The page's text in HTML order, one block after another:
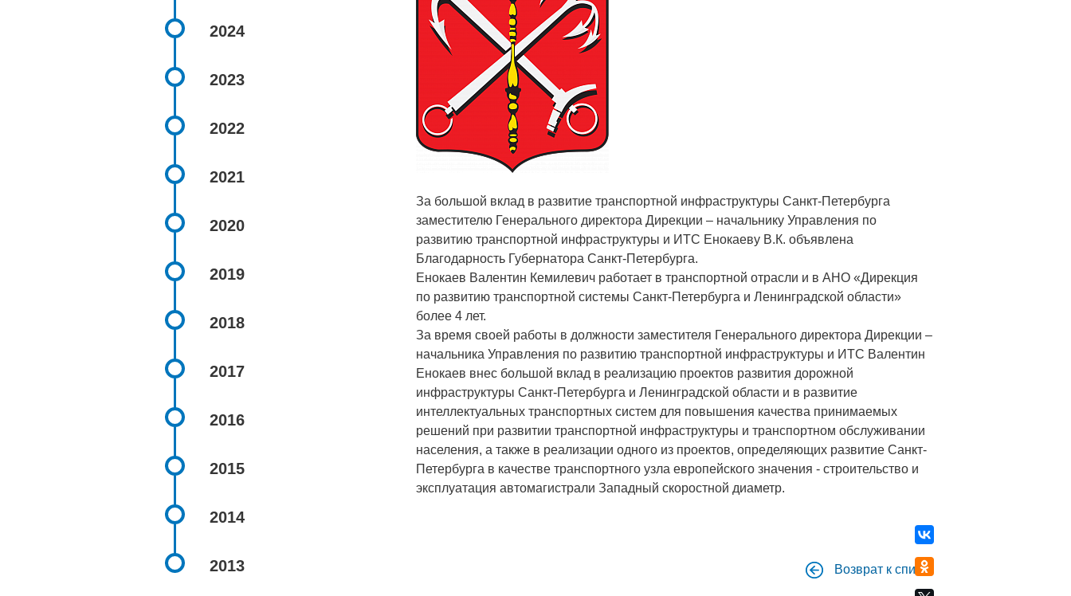
2024
2023
2022
2021
2020
2019
2018
2017
2016
2015
2014
2013
За большой вклад в развитие транспортной инфраструктуры Санкт-Петербурга
заместителю Генерального директора Дирекции – начальнику Управления по
развитию транспортной инфраструктуры и ИТС Енокаеву В.К. объявлена
Благодарность Губернатора Санкт-Петербурга.
Енокаев Валентин Кемилевич работает в транспортной отрасли и в АНО «Дирекция
по развитию транспортной системы Санкт-Петербурга и Ленинградской области»
более 4 лет.
За время своей работы в должности заместителя Генерального директора Дирекции –
начальника Управления по развитию транспортной инфраструктуры и ИТС Валентин
Енокаев внес большой вклад в реализацию проектов развития дорожной
инфраструктуры Санкт-Петербурга и Ленинградской области и в развитие
интеллектуальных транспортных систем для повышения качества принимаемых
решений при развитии транспортной инфраструктуры и транспортном обслуживании
населения, а также в реализации одного из проектов, определяющих развитие Санкт-
Петербурга в качестве транспортного узла европейского значения - строительство и
эксплуатация автомагистрали Западный скоростной диаметр.
Возврат к списку